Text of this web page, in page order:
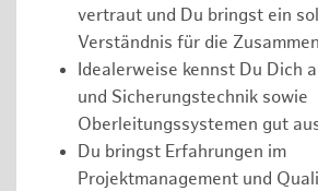
vertraut und Du bringst ein
Verständnis für die
Idealerweise kennst Du Dich
und Sicherungstechnik sowie
Oberleitungssystemen gut
Du bringst Erfahrungen im
Projektmanagement und